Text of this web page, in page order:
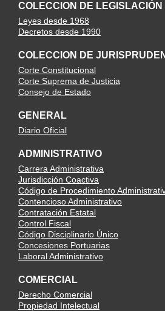
COLECCION DE LEGISLACIÓN
Leyes desde 1968
Decretos desde 1990
COLECCION DE
Corte Constitucional
Corte Suprema de Justicia
Consejo de Estado
GENERAL
Diario Oficial
ADMINISTRATIVO
Carrera Administrativa
Jurisdicción Coactiva
Código de Procedimiento
Contencioso Administrativo
Contratación Estatal
Control Fiscal
Código Disciplinario Único
Concesiones Portuarias
Laboral Administrativo
COMERCIAL
Derecho Comercial
Propiedad Intelectual